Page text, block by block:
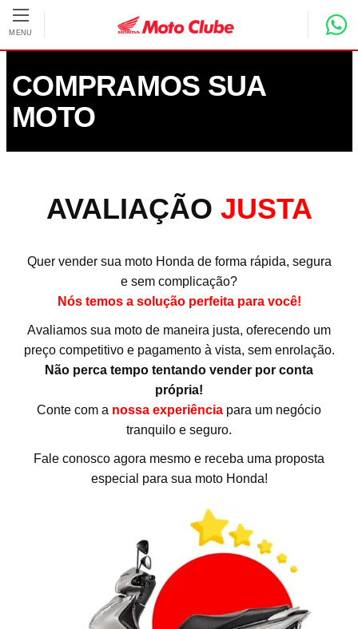
Pular para o conteúdo principal
MENU
COMPRAMOS SUA
MOTO
AVALIAÇÃO JUSTA
Quer vender sua moto Honda de forma rápida, segura
e sem complicação?
Nós temos a solução perfeita para você!
Avaliamos sua moto de maneira justa, oferecendo um
preço competitivo e pagamento à vista, sem enrolação.
Não perca tempo tentando vender por conta
própria!
Conte com a nossa experiência para um negócio
tranquilo e seguro.
Fale conosco agora mesmo e receba uma proposta
especial para sua moto Honda!